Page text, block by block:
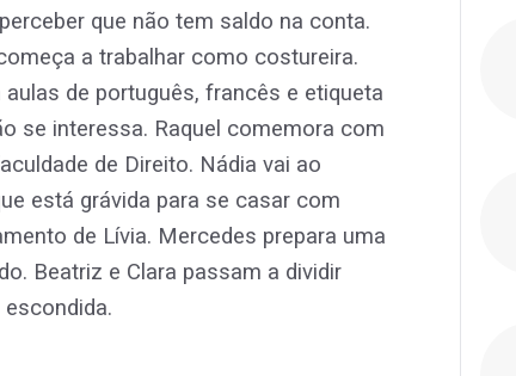
que não tem saldo na conta.
a trabalhar como costureira.
de português, francês e etiqueta
se interessa. Raquel comemora com
de Direito. Nádia vai ao
está grávida para se casar com
de Lívia. Mercedes prepara uma
Beatriz e Clara passam a dividir